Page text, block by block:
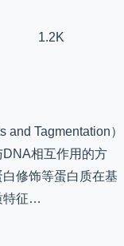
1.2K
Tagmentation）
相互作用的方
修饰等蛋白质在基
特征…